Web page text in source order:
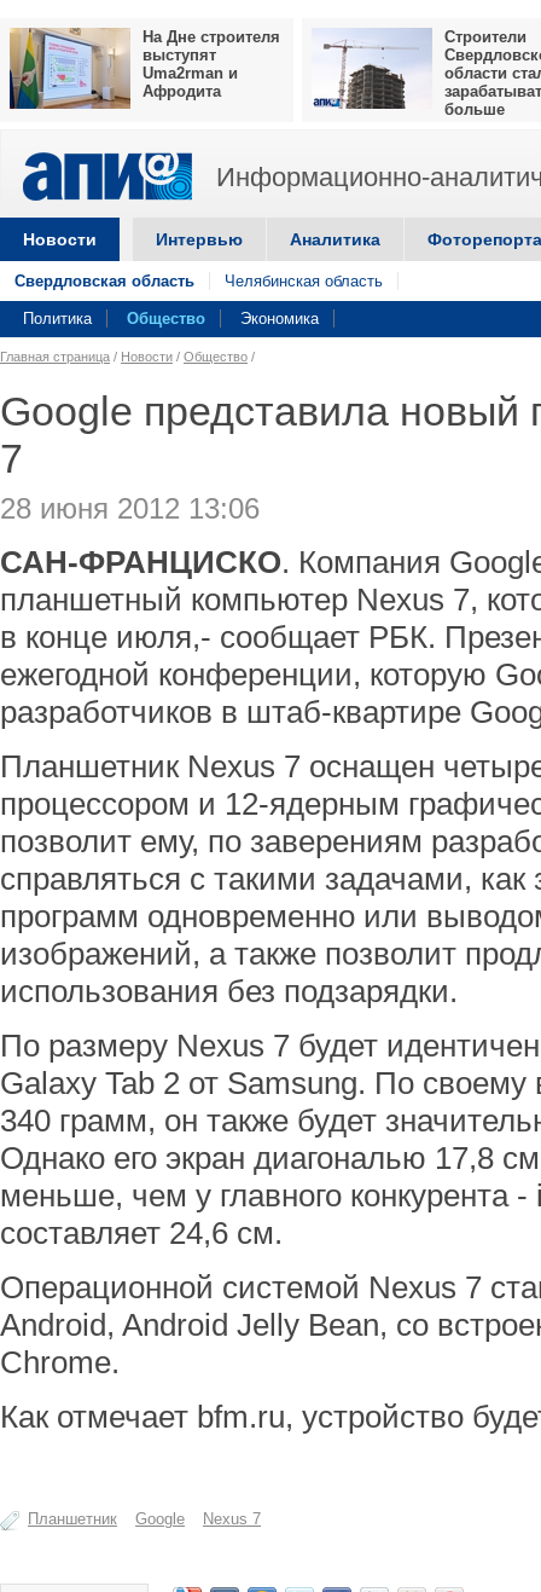
На Дне строителя
выступят
Uma2rman и
Афродита
Строители
области
больше
Информационно-
Новости Интервью Аналитика
Свердловская область Челябинская область
Политика Общество Экономика
Главная страница / Новости / Общество /
Google представила новый
7
28 июня 2012 13:06
САН-ФРАНЦИСКО. Компания
планшетный компьютер Nexus 7,
в конце июля,- сообщает РБК.
ежегодной конференции, которую
разработчиков в штаб-квартире
Планшетник Nexus 7 оснащен
процессором и 12-ядерным
позволит ему, по заверениям
справляться с такими задачами, как
программ одновременно или
изображений, а также позволит
использования без подзарядки.
По размеру Nexus 7 будет
Galaxy Tab 2 от Samsung. По
340 грамм, он также будет
Однако его экран диагональю 17,8
меньше, чем у главного конкурента
составляет 24,6 см.
Операционной системой Nexus 7
Android, Android Jelly Bean, со
Chrome.
Как отмечает bfm.ru, устройство
Планшетник Google Nexus 7